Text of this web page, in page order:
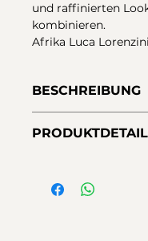
und raffinierten
kombinieren.
Afrika Luca
BESCHREIBUNG
Sterlingsilber, 18-
glänzendem Finish
Ausführungen: